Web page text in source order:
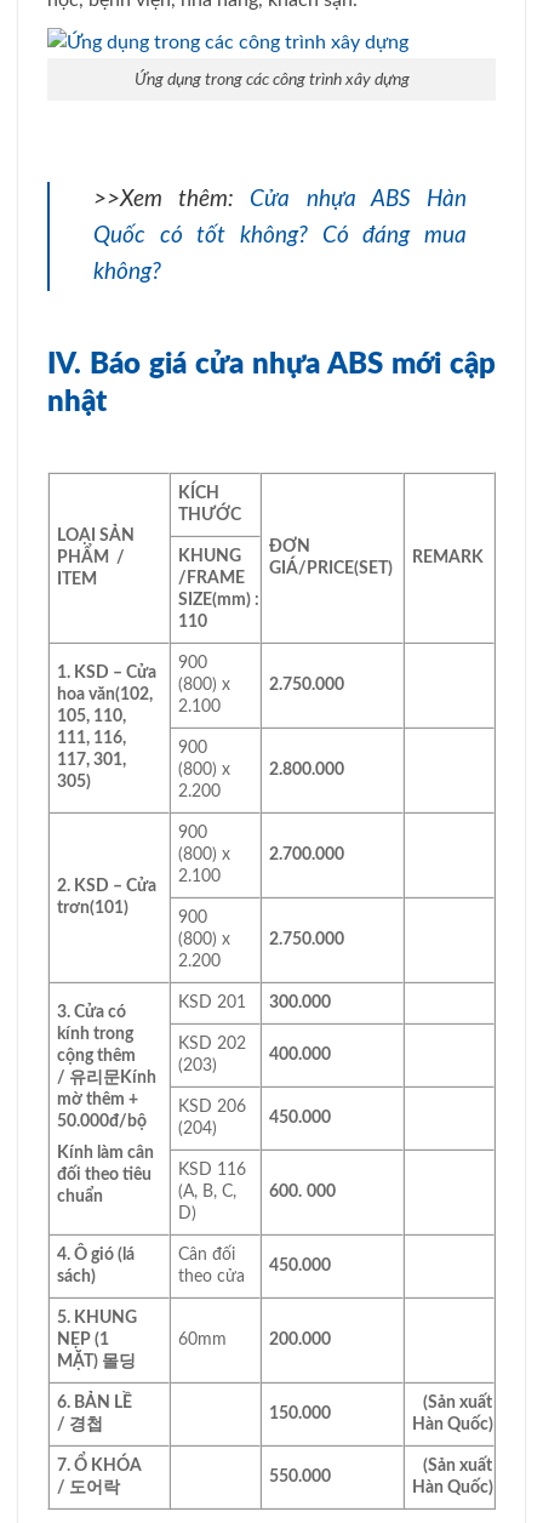
Ứng dụng trong các công trình xây dựng
>>Xem thêm: Cửa nhựa ABS Hàn
Quốc có tốt không? Có đáng mua
không?
IV. Báo giá cửa nhựa ABS mới cập
nhật
LOẠI SẢN
PHẨM /
ITEM
KÍCH
THƯỚC
ĐƠN
GIÁ/PRICE(SET)
REMARK
KHUNG
/FRAME
SIZE(mm) :
110
1. KSD – Cửa
hoa văn(102,
105, 110,
111, 116,
117, 301,
305)
900
(800) x
2.100
2.750.000
900
(800) x
2.200
2.800.000
2. KSD – Cửa
trơn(101)
900
(800) x
2.100
2.700.000
900
(800) x
2.200
2.750.000
3. Cửa có
kính trong
cộng thêm
/ 유리문 Kính
mờ thêm +
50.000đ/bộ
Kính làm cân
đối theo tiêu
chuẩn
KSD 201 300.000
KSD 202
(203)
400.000
KSD 206
(204)
450.000
KSD 116
(A, B, C,
D)
600. 000
4. Ô gió (lá
sách)
Cân đối
theo cửa
450.000
5. KHUNG
NẸP (1
MẶT) 몰딩
60mm 200.000
6. BẢN LỀ
/ 경첩
150.000
(Sản xuất
Hàn Quốc)
7. Ổ KHÓA
/ 도어락
550.000
(Sản xuất
Hàn Quốc)